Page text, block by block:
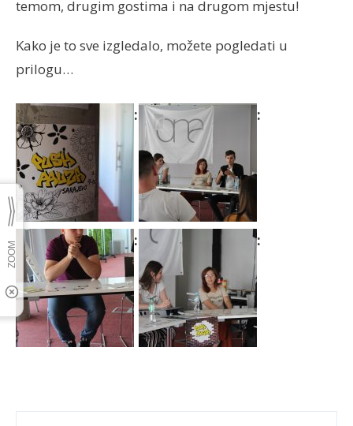
temom, drugim gostima i na drugom mjestu!
Kako je to sve izgledalo, možete pogledati u
prilogu…